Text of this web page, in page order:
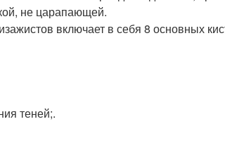
не царапающей.
включает в себя 8 основных
теней;.